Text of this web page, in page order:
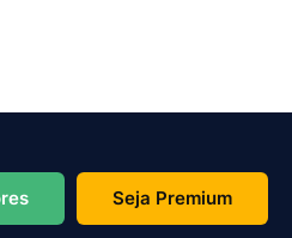
Seja Premium